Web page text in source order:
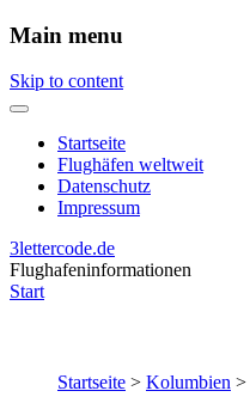
Main menu
Skip to content
Startseite
Flughäfen weltweit
Datenschutz
Impressum
3lettercode.de
Flughafeninformationen
Start
Startseite > Kolumbien >